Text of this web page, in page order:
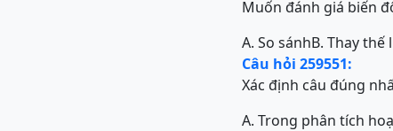
Muốn đánh giá biến
A. So sánhB. Thay thế
Câu hỏi 259551:
Xác định câu đúng
A. Trong phân tích